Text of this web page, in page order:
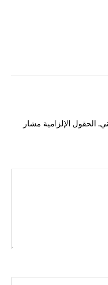
الحقول الإلزامية مشار